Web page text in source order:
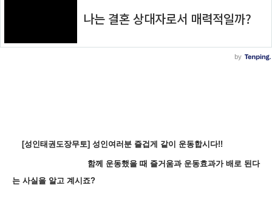
[성인태권도장무토] 성인여러분 즐겁게 같이 운동합시다!!
함께 운동했을 때 즐거움과 운동효과가 배로 된다
는 사실을 알고 계시죠?